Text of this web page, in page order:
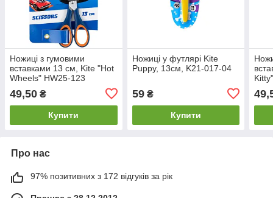
Ножиці з гумовими
вставками 13 см, Kite "Hot
Wheels" HW25-123
49,50 ₴
Купити
Ножиці у футлярі Kite
Puppy, 13см, K21-017-04
59₴
Купити
Про нас
97% позитивних з 172 відгуків за рік